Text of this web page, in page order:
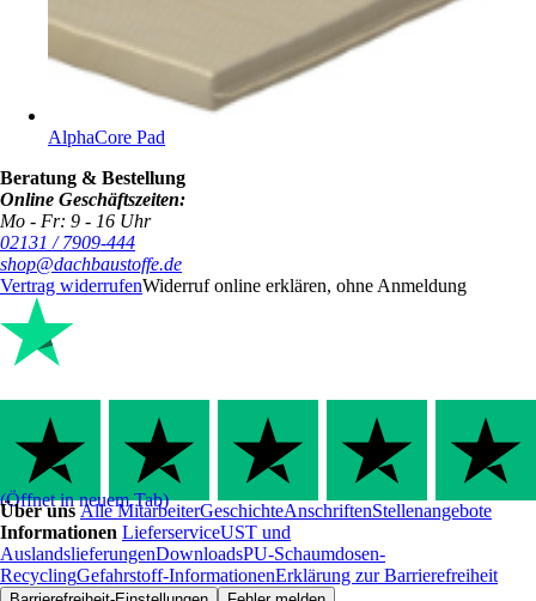
AlphaCore Pad
Beratung & Bestellung
Online Geschäftszeiten:
Mo - Fr: 9 - 16 Uhr
02131 / 7909-444
shop@dachbaustoffe.de
Vertrag widerrufenWiderruf online erklären, ohne Anmeldung
(Öffnet in neuem Tab)
Über unsAlle MitarbeiterGeschichteAnschriftenStellenangebote
Informationen LieferserviceUST und
AuslandslieferungenDownloadsPU-Schaumdosen-
RecyclingGefahrstoff-InformationenErklärung zur Barrierefreiheit